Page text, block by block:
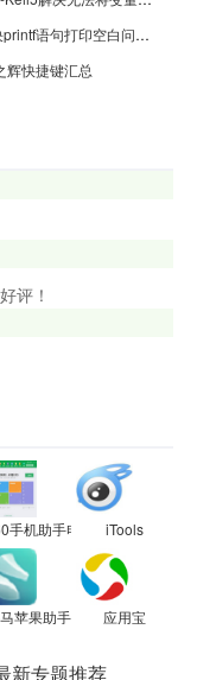
Keil5怎么解决printf语句打印空白问题-Keil5解决printf语句打印空白问题的方法
辉快捷键汇总
评！
手机助手电脑版iTools
苹果助手 应用宝
新专题推荐